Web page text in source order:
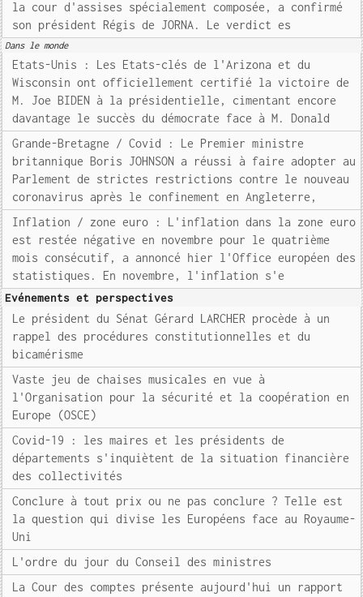
la cour d'assises spécialement composée, a confirmé
son président Régis de JORNA. Le verdict es
Dans le monde
Etats-Unis : Les Etats-clés de l'Arizona et du
Wisconsin ont officiellement certifié la victoire de
M. Joe BIDEN à la présidentielle, cimentant encore
davantage le succès du démocrate face à M. Donald
Grande-Bretagne / Covid : Le Premier ministre
britannique Boris JOHNSON a réussi à faire adopter au
Parlement de strictes restrictions contre le nouveau
coronavirus après le confinement en Angleterre,
Inflation / zone euro : L'inflation dans la zone euro
est restée négative en novembre pour le quatrième
mois consécutif, a annoncé hier l'Office européen des
statistiques. En novembre, l'inflation s'e
Evénements et perspectives
Le président du Sénat Gérard LARCHER procède à un
rappel des procédures constitutionnelles et du
bicamérisme
Vaste jeu de chaises musicales en vue à
l'Organisation pour la sécurité et la coopération en
Europe (OSCE)
Covid-19 : les maires et les présidents de
départements s'inquiètent de la situation financière
des collectivités
Conclure à tout prix ou ne pas conclure ? Telle est
la question qui divise les Européens face au Royaume-
Uni
L'ordre du jour du Conseil des ministres
La Cour des comptes présente aujourd'hui un rapport